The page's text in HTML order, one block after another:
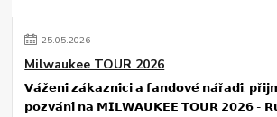
25.05.2026
Milwaukee TOUR 2026
𝗩𝗮́𝘇̌𝗲𝗻𝗶́ 𝘇𝗮́𝗸𝗮𝘇𝗻𝗶́𝗰𝗶 𝗮 𝗳𝗮𝗻𝗱𝗼𝘃𝗲́ 𝗻𝗮́𝗿̌𝗮𝗱𝗶́,
𝗽𝗼𝘇𝘃𝗮́𝗻𝗶́ 𝗻𝗮 𝗠𝗜𝗟𝗪𝗔𝗨𝗞𝗘𝗘 𝗧𝗢𝗨𝗥 𝟮𝟬𝟮𝟲 -